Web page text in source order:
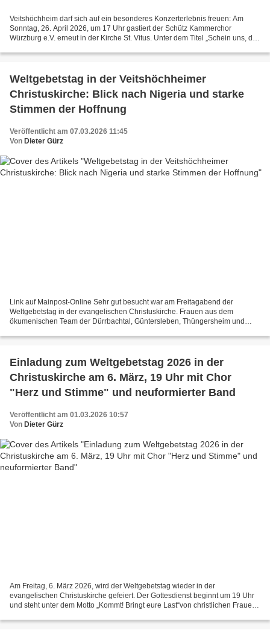
Veitshöchheim darf sich auf ein besonderes Konzerterlebnis freuen: Am
Sonntag, 26. April 2026, um 17 Uhr gastiert der Schütz Kammerchor
Würzburg e.V. erneut in der Kirche St. Vitus. Unter dem Titel „Schein uns, du
Weltgebetstag in der Veitshöchheimer
Christuskirche: Blick nach Nigeria und starke
Stimmen der Hoffnung
Veröffentlicht am 07.03.2026 11:45
Von Dieter Gürz
Link auf Mainpost-Online Sehr gut besucht war am Freitagabend der
Weltgebetstag in der evangelischen Christuskirche. Frauen aus dem
ökumenischen Team der Dürrbachtal, Güntersleben, Thüngersheim und
Einladung zum Weltgebetstag 2026 in der
Christuskirche am 6. März, 19 Uhr mit Chor
"Herz und Stimme" und neuformierter Band
Veröffentlicht am 01.03.2026 10:57
Von Dieter Gürz
Am Freitag, 6. März 2026, wird der Weltgebetstag wieder in der
evangelischen Christuskirche gefeiert. Der Gottesdienst beginnt um 19 Uhr
und steht unter dem Motto „Kommt! Bringt eure Last“von christlichen Frauen